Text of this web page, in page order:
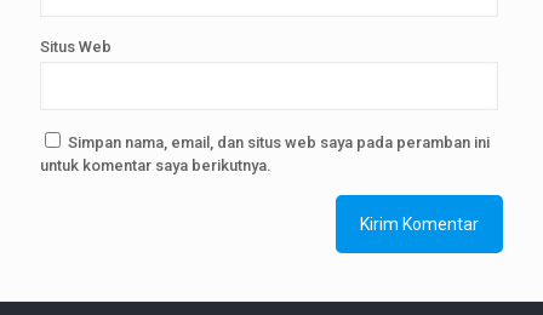
Situs Web
Simpan nama, email, dan situs web saya pada peramban ini
untuk komentar saya berikutnya.